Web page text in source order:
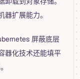
扩展能力。
屏蔽底层
器化技术还能填平